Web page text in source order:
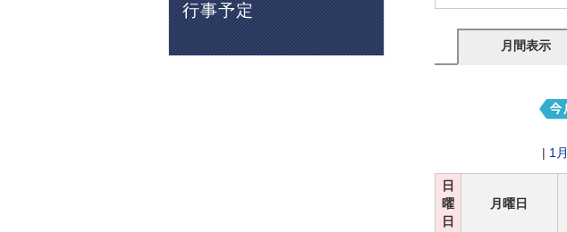
行事予定
月間表示
| 1月
日
曜
日
月曜日